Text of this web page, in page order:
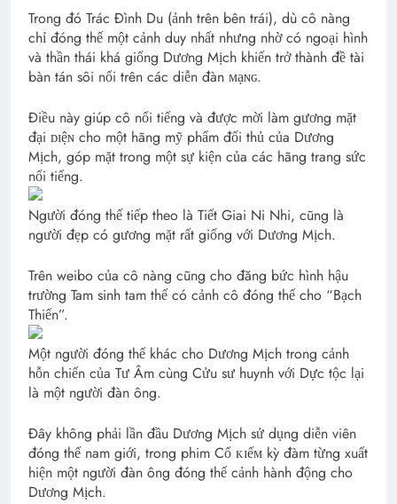
Trong đó Trác Đình Du (ảnh trên bên trái), dù cô nàng
chỉ đóng thế một cảnh duy nhất nhưng nhờ có ngoại hình
và thần thái khá giống Dương Mịch khiến trở thành đề tài
bàn tán sôi nổi trên các diễn đàn ᴍạɴɢ.
Điều này giúp cô nổi tiếng và được mời làm gương mặt
đại ᴅɪệɴ cho một hãng mỹ phẩm đối thủ của Dương
Mịch, góp mặt trong một sự kiện của các hãng trang sức
nổi tiếng.
Người đóng thế tiếp theo là Tiết Giai Ni Nhi, cũng là
người đẹp có gương mặt rất giống với Dương Mịch.
Trên weibo của cô nàng cũng cho đăng bức hình hậu
trường Tam sinh tam thế có cảnh cô đóng thế cho “Bạch
Thiển”.
Một người đóng thế khác cho Dương Mịch trong cảnh
hỗn chiến của Tư Âm cùng Cửu sư huynh với Dực tộc lại
là một người đàn ông.
Đây không phải lần đầu Dương Mịch sử dụng diễn viên
đóng thế nam giới, trong phim Cổ ᴋɪếᴍ kỳ đàm từng xuất
hiện một người đàn ông đóng thế cảnh hành động cho
Dương Mịch.